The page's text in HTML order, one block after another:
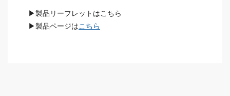
▶製品リーフレットはこちら
▶製品ページはこちら